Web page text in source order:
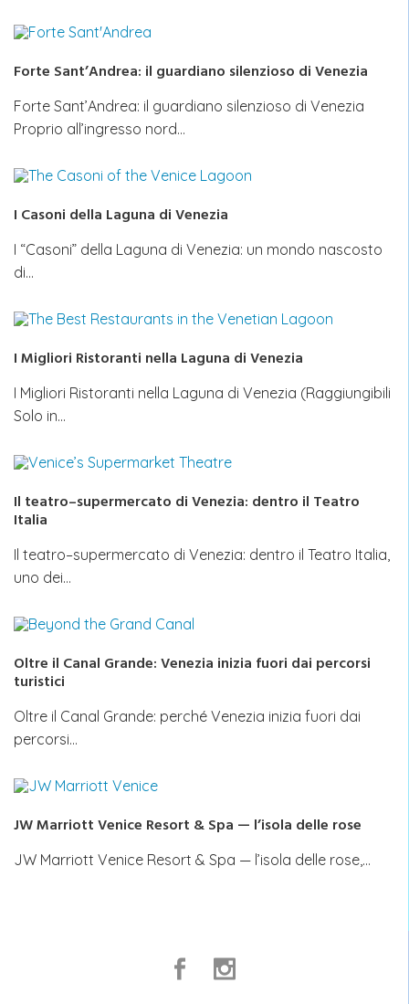
Forte Sant’Andrea: il guardiano silenzioso di Venezia
Forte Sant’Andrea: il guardiano silenzioso di Venezia
Proprio all’ingresso nord…
I Casoni della Laguna di Venezia
I “Casoni” della Laguna di Venezia: un mondo nascosto
di…
I Migliori Ristoranti nella Laguna di Venezia
I Migliori Ristoranti nella Laguna di Venezia (Raggiungibili
Solo in…
Il teatro–supermercato di Venezia: dentro il Teatro
Italia
Il teatro–supermercato di Venezia: dentro il Teatro Italia,
uno dei…
Oltre il Canal Grande: Venezia inizia fuori dai percorsi
turistici
Oltre il Canal Grande: perché Venezia inizia fuori dai
percorsi…
JW Marriott Venice Resort & Spa — l’isola delle rose
JW Marriott Venice Resort & Spa — l’isola delle rose,…